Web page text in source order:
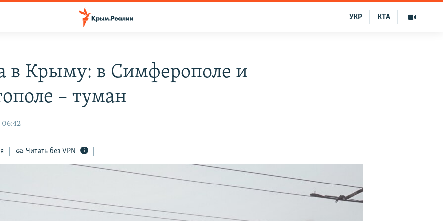
КТА
УКР
в Крыму: в Симферополе и
– туман
06:42
Читать без VPN